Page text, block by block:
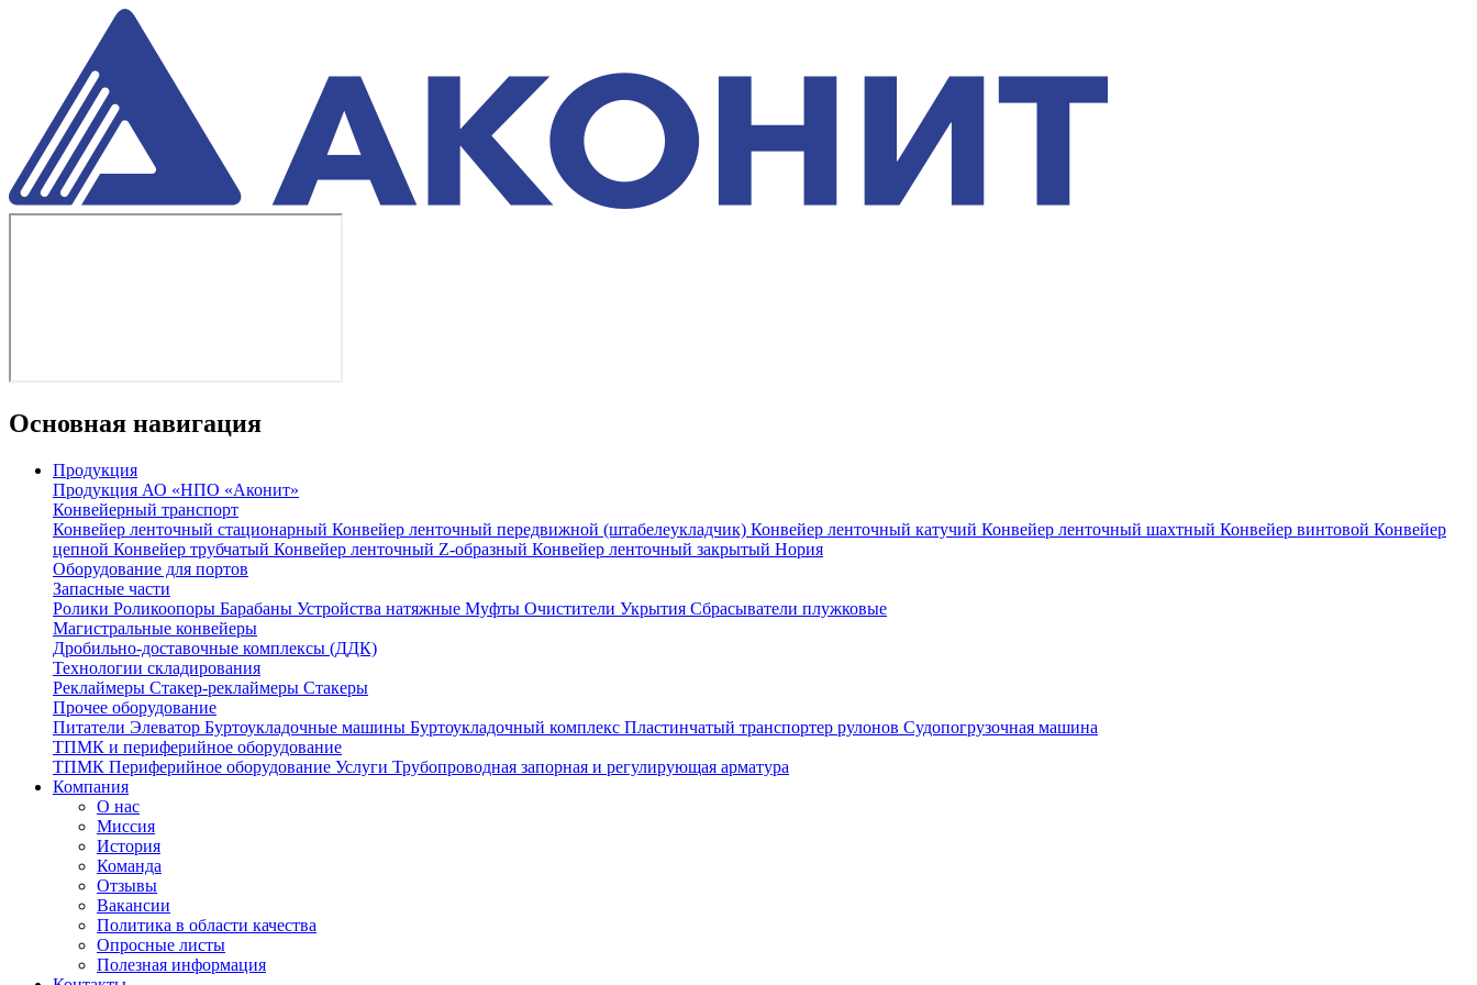
Основная навигация
Продукция
Продукция АО «НПО «Аконит»
Конвейерный транспорт
Конвейер ленточный стационарный Конвейер ленточный передвижной (штабелеукладчик) Конвейер ленточный катучий Конвейер ленточный шахтный Конвейер винтовой Конвейер
цепной Конвейер трубчатый Конвейер ленточный Z-образный Конвейер ленточный закрытый Нория
Оборудование для портов
Запасные части
Ролики Роликоопоры Барабаны Устройства натяжные Муфты Очистители Укрытия Сбрасыватели плужковые
Магистральные конвейеры
Дробильно-доставочные комплексы (ДДК)
Технологии складирования
Реклаймеры Стакер-реклаймеры Стакеры
Прочее оборудование
Питатели Элеватор Буртоукладочные машины Буртоукладочный комплекс Пластинчатый транспортер рулонов Судопогрузочная машина
ТПМК и периферийное оборудование
ТПМК Периферийное оборудование Услуги Трубопроводная запорная и регулирующая арматура
Компания
О нас
Миссия
История
Команда
Отзывы
Вакансии
Политика в области качества
Опросные листы
Полезная информация